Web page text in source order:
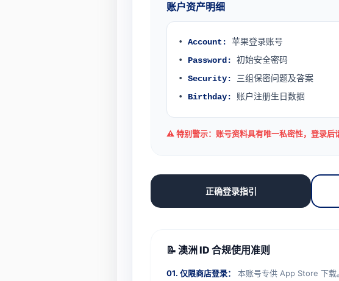
账户资产明细
• Account:
苹果登录账号
• Password:
初始安全密码
• Security:
三组保密问题及答案
• Birthday: 账户注册生日数据
⚠️ 特别警示：账号资料具有唯一私密性，登录后
正确登录指引
📝 澳洲 ID 合规使用准则
01. 仅限商店登录：
本账号专供 App Store 下